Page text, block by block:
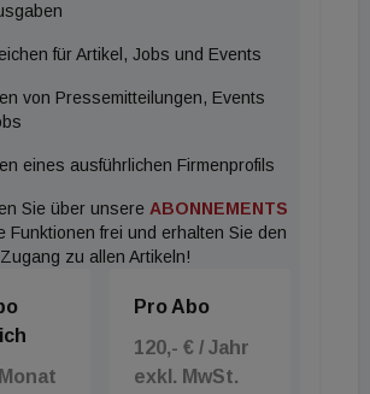
da schnell zur Oase in
man vielleicht doch nicht
Angebotsrückgang.“ Außerdem
für Artikel, Jobs und Events
von Pressemitteilungen, Events
eines ausführlichen Firmenprofils
Sie über unsere ABONNEMENTS
Funktionen frei und erhalten Sie den
zu allen Artikeln!
Pro Abo
120,- € / Jahr
exkl. MwSt.